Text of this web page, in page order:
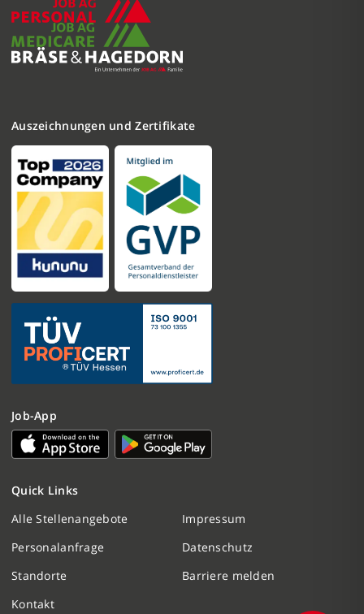
Nachricht schreiben
Initiativbewerbung
Personalanfrage
Auszeichnungen und Zertifikate
Job-App
Quick Links
Alle Stellenangebote
Personalanfrage
Standorte
Kontakt
Impressum
Datenschutz
Barriere melden